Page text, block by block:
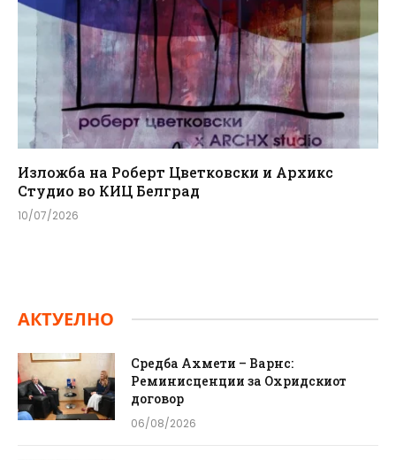
Изложба на Роберт Цветковски и Архикс
Студио во КИЦ Белград
10/07/2026
АКТУЕЛНО
Средба Ахмети – Варнс:
Реминисценции за Охридскиот
договор
06/08/2026